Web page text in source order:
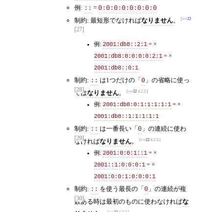
例: :: = 0:0:0:0:0:0:0:0
[27]
制約: 最短形でなければなりません。 >>22
4.2.1.
例: 2001:db8::2:1 = ×
2001:db8:0:0:0:0:2:1 = ×
2001:db8::0:1
[28]
制約: :: は1つだけの「 0 」の省略に使っ
てはなりません。 >>22 4.2.2.
例: 2001:db8:0:1:1:1:1:1 = ×
2001:db8::1:1:1:1:1
[29]
制約: :: は一番長い「 0 」の連続に使わ
なければなりません。 >>22 4.2.3.
例: 2001:0:0:1::1 = ×
2001::1:0:0:0:1 = ×
2001:0:0:1:0:0:0:1
[30]
制約: :: を使う最長の「 0 」の連続が複
数ある時は最初のものに使わなければな